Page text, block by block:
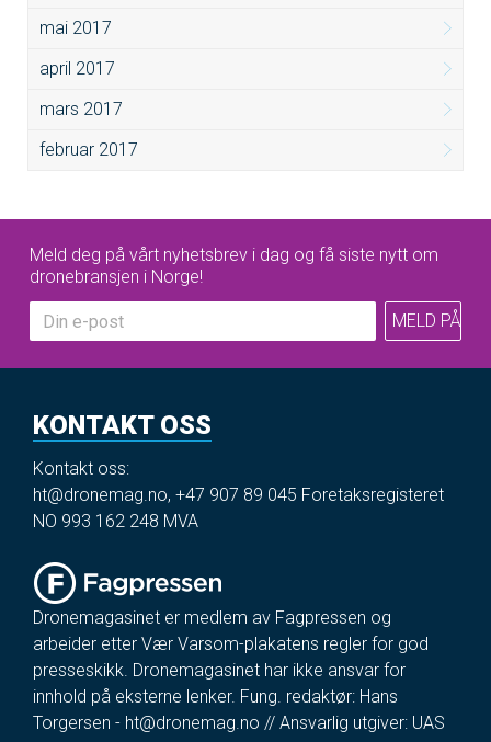
mai 2017
april 2017
mars 2017
februar 2017
Meld deg på vårt nyhetsbrev i dag og få siste nytt om
dronebransjen i Norge!
KONTAKT OSS
Kontakt oss:
ht@dronemag.no, +47 907 89 045 Foretaksregisteret
NO 993 162 248 MVA
Dronemagasinet er medlem av Fagpressen og
arbeider etter Vær Varsom-plakatens regler for god
presseskikk. Dronemagasinet har ikke ansvar for
innhold på eksterne lenker. Fung. redaktør: Hans
Torgersen - ht@dronemag.no // Ansvarlig utgiver: UAS